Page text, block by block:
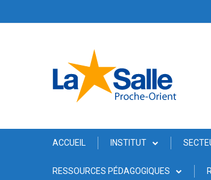
ACCUEIL INSTITUT
RESSOURCES PÉDAGOGIQUES